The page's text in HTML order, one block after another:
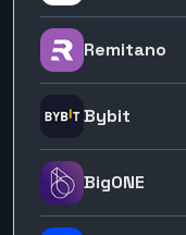
Remitano
Bybit
BigONE